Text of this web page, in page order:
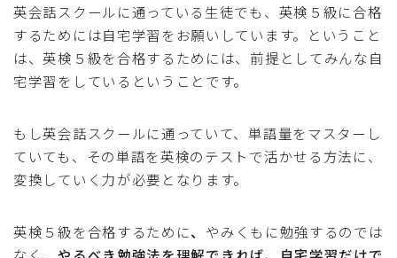
英会話スクールに通っている生徒でも、英検５級に合格
するためには自宅学習をお願いしています。ということ
は、英検５級を合格するためには、前提としてみんな自
宅学習をしているということです。
もし英会話スクールに通っていて、単語量をマスターし
ていても、その単語を英検のテストで活かせる方法に、
変換していく力が必要となります。
英検５級を合格するために、 やみくもに勉強するのでは